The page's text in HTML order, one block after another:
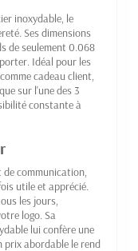
inoxydable, le
Ses dimensions
de seulement 0.068
Idéal pour les
cadeau client,
sur l'une des 3
constante à
de communication,
utile et apprécié.
les jours,
logo. Sa
lui confère une
prix abordable le rend